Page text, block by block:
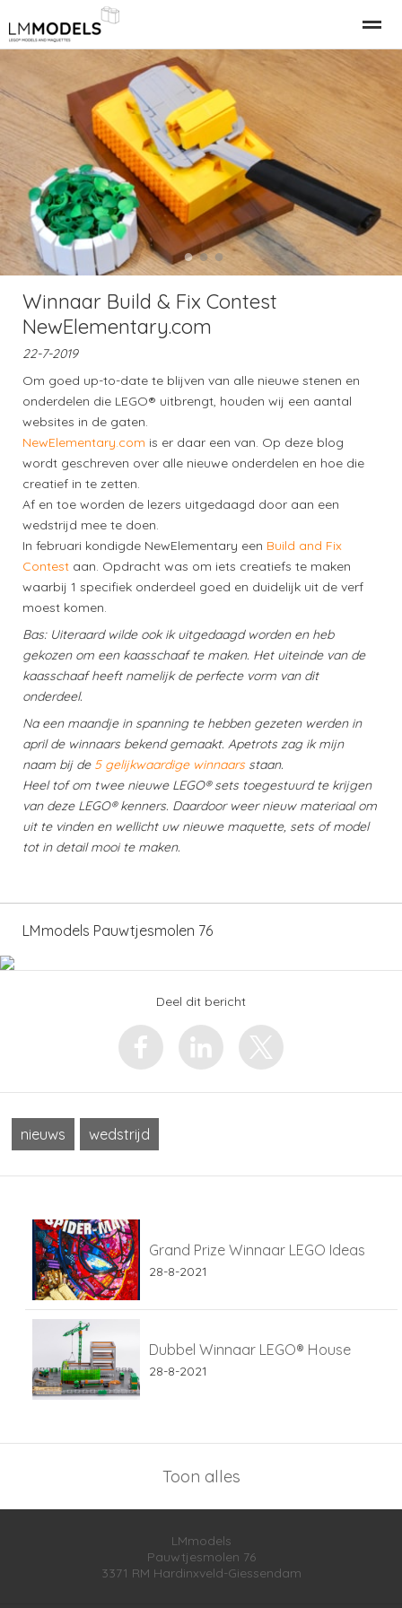
Relatiegeschenk Bedrijfspand LEGO Gebouwen LEGO
Nieuws Bellen
● ● ●
Winnaar Build & Fix Contest
NewElementary.com
22-7-2019
Om goed up-to-date te blijven van alle nieuwe stenen en
onderdelen die LEGO® uitbrengt, houden wij een aantal
websites in de gaten.
NewElementary.com is er daar een van. Op deze blog
wordt geschreven over alle nieuwe onderdelen en hoe die
creatief in te zetten.
Af en toe worden de lezers uitgedaagd door aan een
wedstrijd mee te doen.
In februari kondigde NewElementary een Build and Fix
Contest aan. Opdracht was om iets creatiefs te maken
waarbij 1 specifiek onderdeel goed en duidelijk uit de verf
moest komen.
Bas: Uiteraard wilde ook ik uitgedaagd worden en heb
gekozen om een kaasschaaf te maken. Het uiteinde van de
kaasschaaf heeft namelijk de perfecte vorm van dit
onderdeel.
Na een maandje in spanning te hebben gezeten werden in
april de winnaars bekend gemaakt. Apetrots zag ik mijn
naam bij de 5 gelijkwaardige winnaars staan.
Heel tof om twee nieuwe LEGO® sets toegestuurd te krijgen
van deze LEGO® kenners. Daardoor weer nieuw materiaal om
uit te vinden en wellicht uw nieuwe maquette, sets of model
tot in detail mooi te maken.
LMmodels Pauwtjesmolen 76
Deel dit bericht
nieuws wedstrijd
Grand Prize Winnaar LEGO Ideas
28-8-2021
Dubbel Winnaar LEGO® House
28-8-2021
Toon alles
LMmodels
Pauwtjesmolen 76
3371 RM Hardinxveld-Giessendam